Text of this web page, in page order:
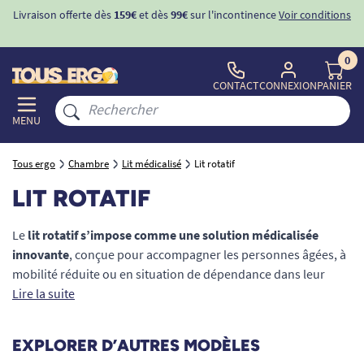
Livraison offerte dès 159€et dès99€sur l'incontinenceVoir conditions
MENU
CONTACTCONNEXION
0
PANIER
Tous ergo Chambre Lit médicalisé Lit rotatif
LIT ROTATIF
Le lit rotatif s’impose comme une solution médicalisée
innovante, conçue pour accompagner les personnes âgées, à
mobilité réduite ou en situation de dépendance dans leur
quotidien. Pensé pour faciliter le lever, le coucher et les
fonctions électriques de rotation, de réglage en hauteur et de
passage automatique en position assise, celit médicalisé
Lire la suite
EXPLORER D’AUTRES MODÈLES